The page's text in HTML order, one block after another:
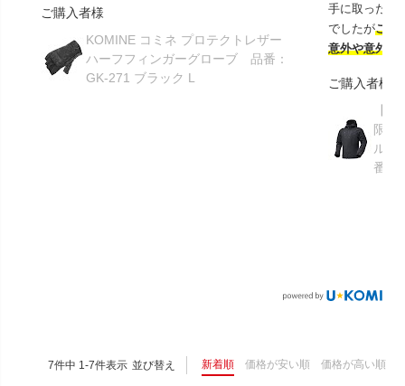
ご購入者様
KOMINE コミネ プロテクトレザー
ハーフフィンガーグローブ 品番：
GK-271 ブラック L
手に取ったと
でしたがこの
意外や意外ス
ご購入者様
限り
ルメ
番：
並び替え 新着順 価格が安い順 価格が高い順
7件中 1-7件表示